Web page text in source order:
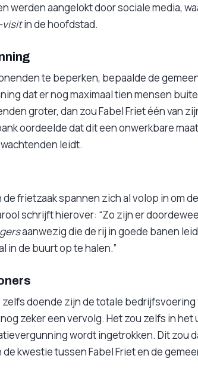
werden aangelokt door sociale media,
visitin de hoofdstad.
te beperken, bepaalde de
dat er nog maximaal tien mensen
groter, dan zou Fabel Friet één van
oordeelde dat dit een onwerkbare
leidt.
frietzaak spannen zich al volop in om
schrijft hierover: “Zo zijn er
aanwezig die de rij in goede banen
in de buurt op te halen.”
doende zijn de totale bedrijfsvoering
zeker een vervolg. Het zou zelfs in het
wordt ingetrokken. Dit zou
de kwestie tussen Fabel Friet en de